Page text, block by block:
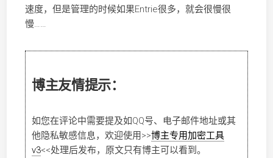
速度，但是管理的时候如果Entrie很多，就会很慢很
慢……
博主友情提示：
如您在评论中需要提及如QQ号、电子邮件地址或其
他隐私敏感信息，欢迎使用>>博主专用加密工具
v3<<处理后发布，原文只有博主可以看到。